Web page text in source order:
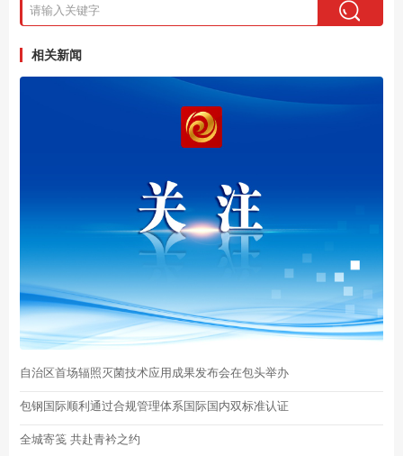
相关新闻
自治区首场辐照灭菌技术应用成果发布会在包头举办
包钢国际顺利通过合规管理体系国际国内双标准认证
全城寄笺 共赴青衿之约